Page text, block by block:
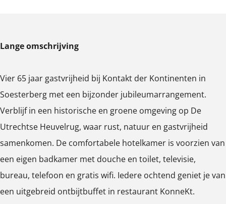
Lange omschrijving
Vier 65 jaar gastvrijheid bij Kontakt der Kontinenten in
Soesterberg met een bijzonder jubileumarrangement.
Verblijf in een historische en groene omgeving op De
Utrechtse Heuvelrug, waar rust, natuur en gastvrijheid
samenkomen. De comfortabele hotelkamer is voorzien van
een eigen badkamer met douche en toilet, televisie,
bureau, telefoon en gratis wifi. Iedere ochtend geniet je van
een uitgebreid ontbijtbuffet in restaurant KonneKt.